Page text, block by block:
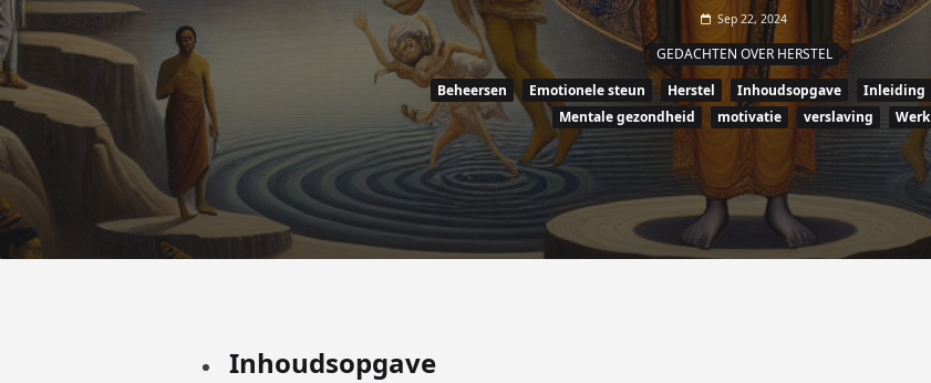
Sep 22, 2024
GEDACHTEN OVER HERSTEL
Beheersen
Emotionele steun Herstel Inhoudsopgave Inleiding
Mentale gezondheid
motivatie verslaving Werk
Inhoudsopgave